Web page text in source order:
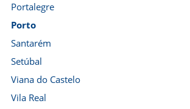
Portalegre
Porto
Santarém
Setúbal
Viana do Castelo
Vila Real